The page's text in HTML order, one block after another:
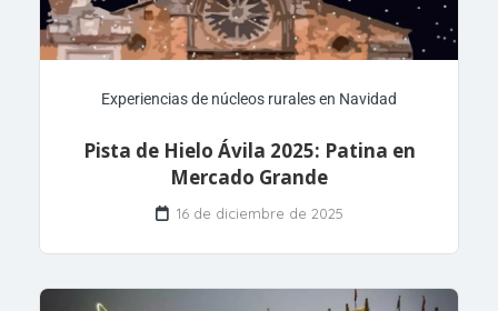
Experiencias de núcleos rurales en Navidad
Pista de Hielo Ávila 2025: Patina en
Mercado Grande
16 de diciembre de 2025